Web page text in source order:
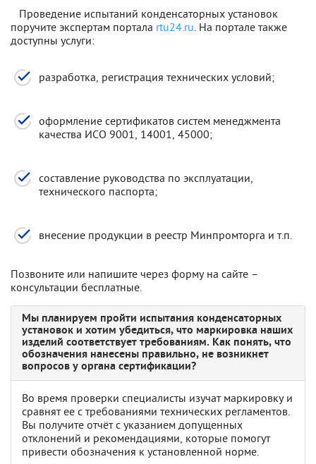
Проведение испытаний конденсаторных установок
поручите экспертам портала rtu24.ru. На портале также
доступны услуги:
разработка, регистрация технических условий;
оформление сертификатов систем менеджмента
качества ИСО 9001, 14001, 45000;
составление руководства по эксплуатации,
технического паспорта;
внесение продукции в реестр Минпромторга и т.п.
Позвоните или напишите через форму на сайте –
консультации бесплатные.
Мы планируем пройти испытания конденсаторных
установок и хотим убедиться, что маркировка наших
изделий соответствует требованиям. Как понять, что
обозначения нанесены правильно, не возникнет
вопросов у органа сертификации?
Во время проверки специалисты изучат маркировку и
сравнят ее с требованиями технических регламентов.
Вы получите отчёт с указанием допущенных
отклонений и рекомендациями, которые помогут
привести обозначения к установленной норме.